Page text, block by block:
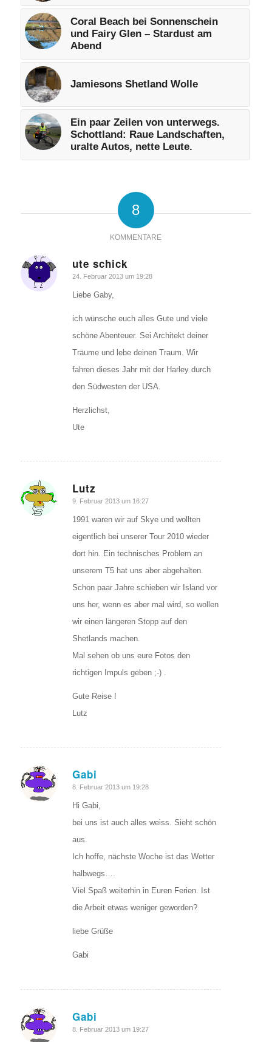
Coral Beach bei Sonnenschein
und Fairy Glen – Stardust am
Abend
Jamiesons Shetland Wolle
Ein paar Zeilen von unterwegs.
Schottland: Raue Landschaften,
uralte Autos, nette Leute.
8
KOMMENTARE
ute schick
sagte:
24. Februar 2013 um 19:28
Liebe Gaby,
ich wünsche euch alles Gute und viele
schöne Abenteuer. Sei Architekt deiner
Träume und lebe deinen Traum. Wir
fahren dieses Jahr mit der Harley durch
den Südwesten der USA.
Herzlichst,
Ute
Lutz
sagte:
9. Februar 2013 um 16:27
1991 waren wir auf Skye und wollten
eigentlich bei unserer Tour 2010 wieder
dort hin. Ein technisches Problem an
unserem T5 hat uns aber abgehalten.
Schon paar Jahre schieben wir Island vor
uns her, wenn es aber mal wird, so wollen
wir einen längeren Stopp auf den
Shetlands machen.
Mal sehen ob uns eure Fotos den
richtigen Impuls geben ;-) .
Gute Reise !
Lutz
Gabi
sagte:
8. Februar 2013 um 19:28
Hi Gabi,
bei uns ist auch alles weiss. Sieht schön
aus.
Ich hoffe, nächste Woche ist das Wetter
halbwegs….
Viel Spaß weiterhin in Euren Ferien. Ist
die Arbeit etwas weniger geworden?
liebe Grüße
Gabi
Gabi
sagte:
8. Februar 2013 um 19:27